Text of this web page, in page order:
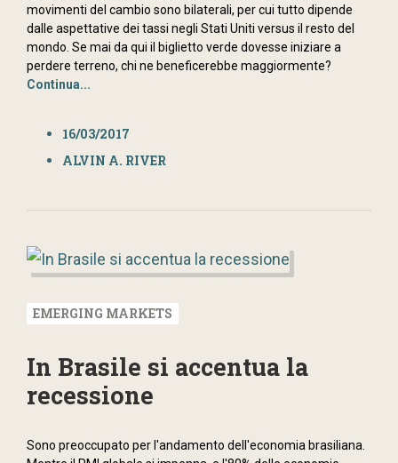
movimenti del cambio sono bilaterali, per cui tutto dipende
dalle aspettative dei tassi negli Stati Uniti versus il resto del
mondo. Se mai da qui il biglietto verde dovesse iniziare a
perdere terreno, chi ne beneficerebbe maggiormente?
Continua...
16/03/2017
ALVIN A. RIVER
EMERGING MARKETS
In Brasile si accentua la
recessione
Sono preoccupato per l'andamento dell'economia brasiliana.